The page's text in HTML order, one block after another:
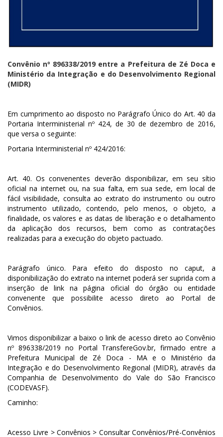
Convênio nº 896338/2019 entre a Prefeitura de Zé Doca e
Ministério da Integração e do Desenvolvimento Regional
(MIDR)
Em cumprimento ao disposto no Parágrafo Único do Art. 40 da
Portaria Interministerial nº 424, de 30 de dezembro de 2016,
que versa o seguinte:
Portaria Interministerial nº 424/2016:
Art. 40. Os convenentes deverão disponibilizar, em seu sítio
oficial na internet ou, na sua falta, em sua sede, em local de
fácil visibilidade, consulta ao extrato do instrumento ou outro
instrumento utilizado, contendo, pelo menos, o objeto, a
finalidade, os valores e as datas de liberação e o detalhamento
da aplicação dos recursos, bem como as contratações
realizadas para a execução do objeto pactuado.
Parágrafo único. Para efeito do disposto no caput, a
disponibilização do extrato na internet poderá ser suprida com a
inserção de link na página oficial do órgão ou entidade
convenente que possibilite acesso direto ao Portal de
Convênios.
Vimos disponibilizar a baixo o link de acesso direto ao Convênio
nº 896338/2019 no Portal TransfereGov.br, firmado entre a
Prefeitura Municipal de Zé Doca - MA e o Ministério da
Integração e do Desenvolvimento Regional (MIDR), através da
Companhia de Desenvolvimento do Vale do São Francisco
(CODEVASF).
Caminho:
Acesso Livre > Convênios > Consultar Convênios/Pré-Convênios